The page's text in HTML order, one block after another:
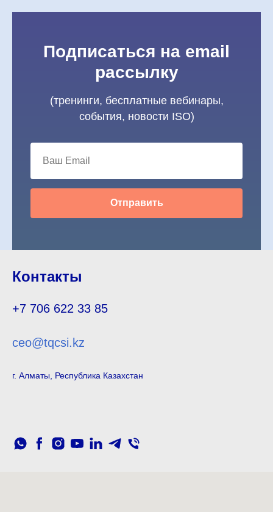
Подписаться на email
рассылку
(тренинги, бесплатные вебинары,
события, новости ISO)
Отправить
Контакты
+7 706 622 33 85
ceo@tqcsi.kz
г. Алматы, Республика Казахстан